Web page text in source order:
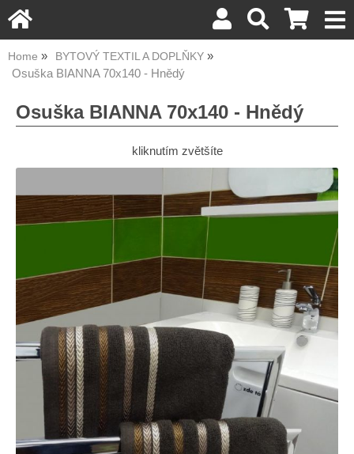
Home BYTOVÝ TEXTIL A DOPLŇKY
Osuška BIANNA 70x140 - Hnědý
Osuška BIANNA 70x140 - Hnědý
kliknutím zvětšíte